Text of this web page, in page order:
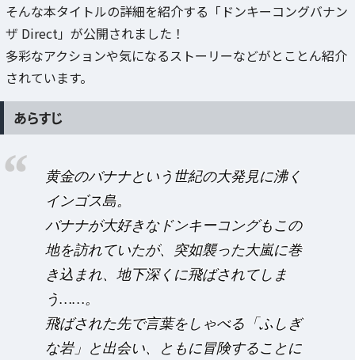
そんな本タイトルの詳細を紹介する「ドンキーコングバナン
ザ Direct」が公開されました！
多彩なアクションや気になるストーリーなどがとことん紹介
されています。
あらすじ
黄金のバナナという世紀の大発見に沸く
インゴス島。
バナナが大好きなドンキーコングもこの
地を訪れていたが、突如襲った大嵐に巻
き込まれ、地下深くに飛ばされてしま
う……。
飛ばされた先で言葉をしゃべる「ふしぎ
な岩」と出会い、ともに冒険することに